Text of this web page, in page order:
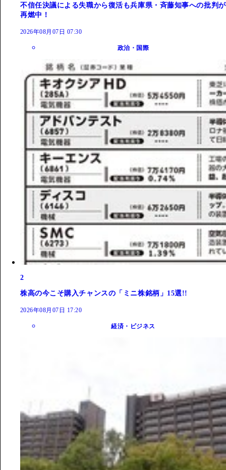
不信任決議による失職から復活も兵庫県・斉藤知事への批判が
再燃中！
2026年08月07日 07:30
政治・国際
2
株高の今こそ購入チャンスの「ミニ株銘柄」15選!!
2026年08月07日 17:20
経済・ビジネス